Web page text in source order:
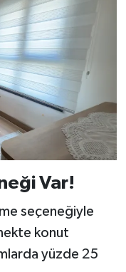
Var!
seçeneğiyle
konut
yüzde 25